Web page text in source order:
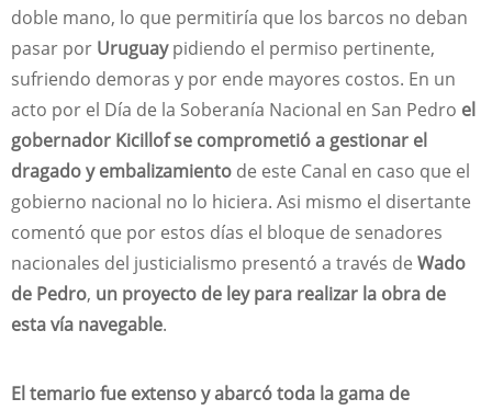
doble mano, lo que permitiría que los barcos no deban
pasar por Uruguaypidiendo el permiso pertinente,
sufriendo demoras y por ende mayores costos. En un
acto por el Día de la Soberanía Nacional en San Pedro el
gobernador Kicillof se comprometió a gestionar el
dragado y embalizamiento de este Canal en caso que el
gobierno nacional no lo hiciera. Asi mismo el disertante
comentó que por estos días el bloque de senadores
nacionales del justicialismo presentó a través de Wado
de Pedro, un proyecto de ley para realizar la obra de
esta vía navegable.
El temario fue extenso y abarcó toda la gama de